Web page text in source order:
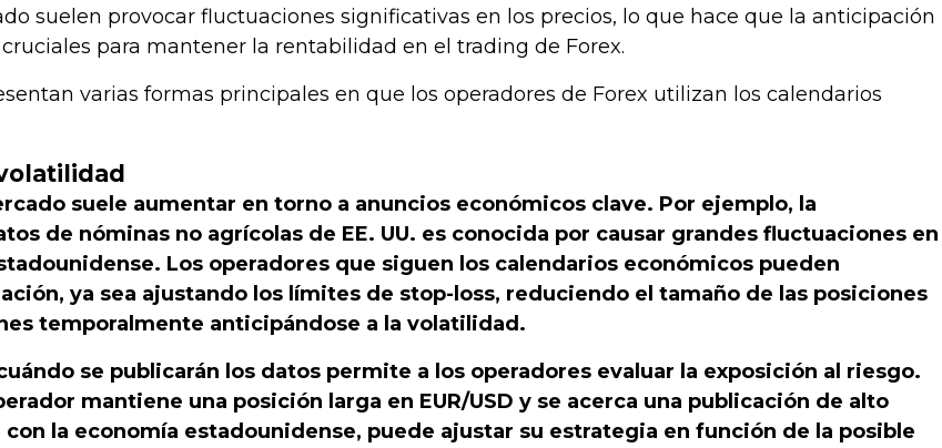
suelen provocar fluctuaciones significativas en los precios, lo que hace que la anticipación
para mantener la rentabilidad en el trading de Forex.
varias formas principales en que los operadores de Forex utilizan los calendarios
suele aumentar en torno a anuncios económicos clave. Por ejemplo, la
de nóminas no agrícolas de EE. UU. es conocida por causar grandes fluctuaciones en
Los operadores que siguen los calendarios económicos pueden
ya sea ajustando los límites de stop-loss, reduciendo el tamaño de las posiciones
temporalmente anticipándose a la volatilidad.
se publicarán los datos permite a los operadores evaluar la exposición al riesgo.
mantiene una posición larga en EUR/USD y se acerca una publicación de alto
la economía estadounidense, puede ajustar su estrategia en función de la posible